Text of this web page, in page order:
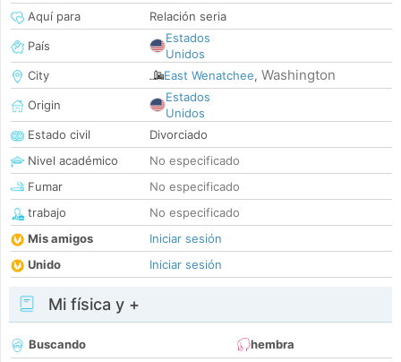
Aquí para
Relación seria
País
Estados
Unidos
City
East Wenatchee, Washington
Origin
Estados
Unidos
Estado civil
Divorciado
Nivel académico
No especificado
Fumar
No especificado
trabajo
No especificado
Mis amigos
Iniciar sesión
Unido
Iniciar sesión
Mi física y +
Buscando
hembra